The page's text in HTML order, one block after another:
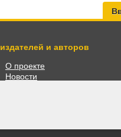
и авторов
О проекте
Новости